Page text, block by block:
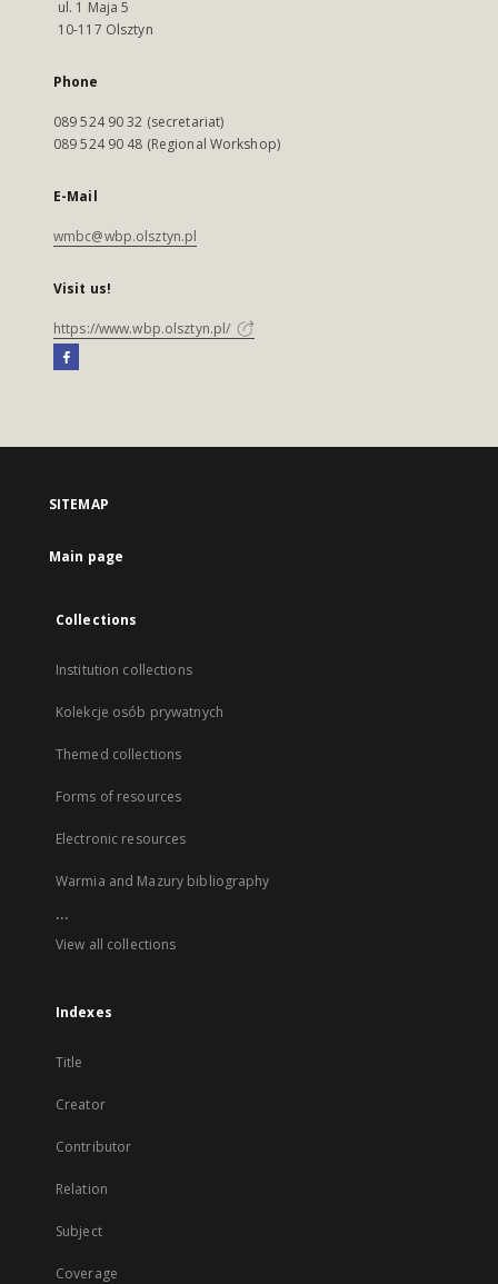
ul. 1 Maja 5
10-117 Olsztyn
Phone
089 524 90 32 (secretariat)
089 524 90 48 (Regional Workshop)
E-Mail
wmbc@wbp.olsztyn.pl
Visit us!
https://www.wbp.olsztyn.pl/
SITEMAP
Main page
Collections
Institution collections
Kolekcje osób prywatnych
Themed collections
Forms of resources
Electronic resources
Warmia and Mazury bibliography
...
View all collections
Indexes
Title
Creator
Contributor
Relation
Subject
Coverage